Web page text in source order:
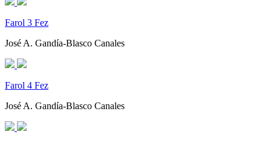
Farol 3 Fez
José A. Gandía-Blasco Canales
Farol 4 Fez
José A. Gandía-Blasco Canales